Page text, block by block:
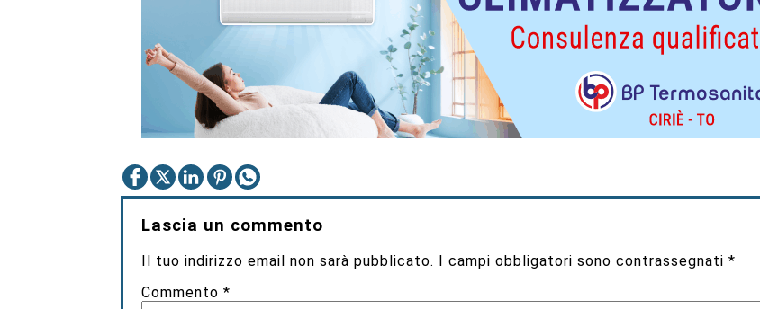
Lascia un commento
Il tuo indirizzo email non sarà pubblicato. I campi obbligatori sono contrassegnati*
Commento*